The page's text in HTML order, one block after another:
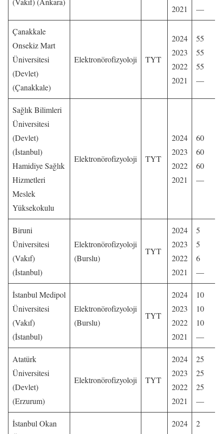
2021
—
Çanakkale
Onsekiz Mart
Üniversitesi
(Devlet)
(Çanakkale)
Elektronörofizyoloji TYT
2024
2023
2022
2021
55
55
55
—
Sağlık Bilimleri
Üniversitesi
(Devlet)
(İstanbul)
Hamidiye Sağlık
Hizmetleri
Meslek
Yüksekokulu
Elektronörofizyoloji TYT
2024
2023
2022
2021
60
60
60
—
Biruni
Üniversitesi
(Vakıf)
(İstanbul)
Elektronörofizyoloji
(Burslu)
TYT
2024
2023
2022
2021
5
5
6
—
İstanbul Medipol
Üniversitesi
(Vakıf)
(İstanbul)
Elektronörofizyoloji
(Burslu)
TYT
2024
2023
2022
2021
10
10
10
—
Atatürk
Üniversitesi
(Devlet)
(Erzurum)
Elektronörofizyoloji TYT
2024
2023
2022
2021
25
25
25
—
İstanbul Okan
2024
2